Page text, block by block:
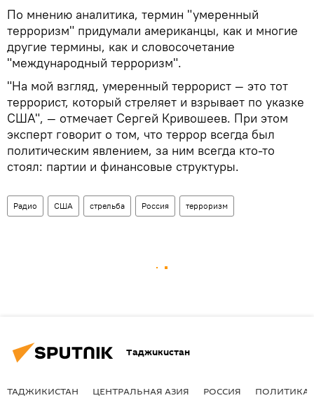
По мнению аналитика, термин "умеренный
терроризм" придумали американцы, как и многие
другие термины, как и словосочетание
"международный терроризм".
"На мой взгляд, умеренный террорист — это тот
террорист, который стреляет и взрывает по указке
США", — отмечает Сергей Кривошеев. При этом
эксперт говорит о том, что террор всегда был
политическим явлением, за ним всегда кто-то
стоял: партии и финансовые структуры.
Радио США стрельба Россия терроризм
Таджикистан
ТАДЖИКИСТАН ЦЕНТРАЛЬНАЯ АЗИЯ РОССИЯ ПОЛИТИКА